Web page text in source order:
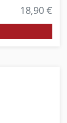
18,90 €